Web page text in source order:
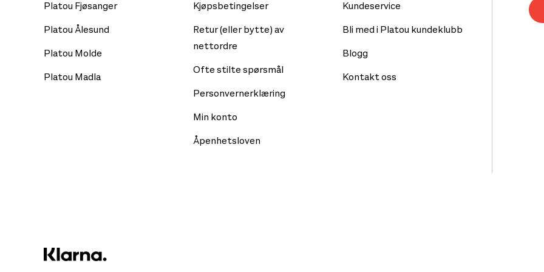
Platou Fjøsanger
Platou Ålesund
Platou Molde
Platou Madla
Kjøpsbetingelser
Retur (eller bytte) av
nettordre
Ofte stilte spørsmål
Personvernerklæring
Min konto
Åpenhetsloven
Kundeservice
Bli med i Platou kundeklubb
Blogg
Kontakt oss